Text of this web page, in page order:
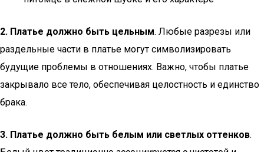
2. Платье должно быть цельным. Любые разрезы или
раздельные части в платье могут символизировать
будущие проблемы в отношениях. Важно, чтобы платье
закрывало все тело, обеспечивая целостность и единство
брака.
3. Платье должно быть белым или светлых оттенков.